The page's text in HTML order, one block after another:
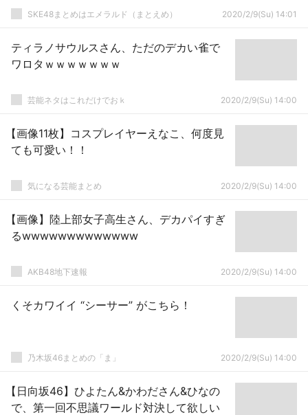
SKE48まとめはエメラルド（まとえめ） 2020/2/9(Su) 14:01
ティラノサウルスさん、ただのデカい雀で
ワロタｗｗｗｗｗｗｗ
芸能ネタはこれだけでおｋ 2020/2/9(Su) 14:00
【画像11枚】コスプレイヤーえなこ、何度見
ても可愛い！！
気になる芸能まとめ 2020/2/9(Su) 14:00
【画像】陸上部女子高生さん、デカパイすぎ
るwwwwwwwwwwwww
AKB48地下速報 2020/2/9(Su) 14:00
くそカワイイ “シーサー” がこちら！
乃木坂46まとめの「ま」 2020/2/9(Su) 14:00
【日向坂46】ひよたん&かわださん&ひなの
で、第一回不思議ワールド対決して欲しい